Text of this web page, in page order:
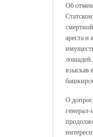
Об
ареста
взыскав
О